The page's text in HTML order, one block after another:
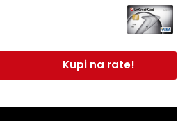
Kupi na rate!